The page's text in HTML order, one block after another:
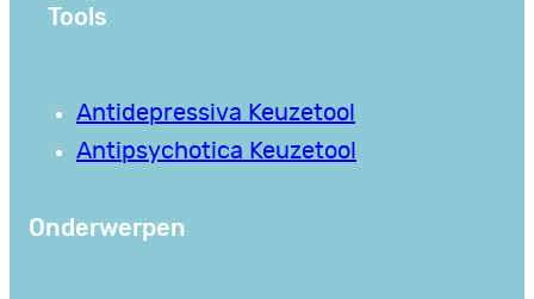
Tools
Antidepressiva Keuzetool
Antipsychotica Keuzetool
Onderwerpen